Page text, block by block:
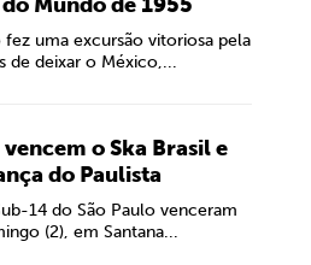
fez uma excursão vitoriosa pela
de deixar o México,...
o Ska Brasil e
do Paulista
14 do São Paulo venceram
(2), em Santana...